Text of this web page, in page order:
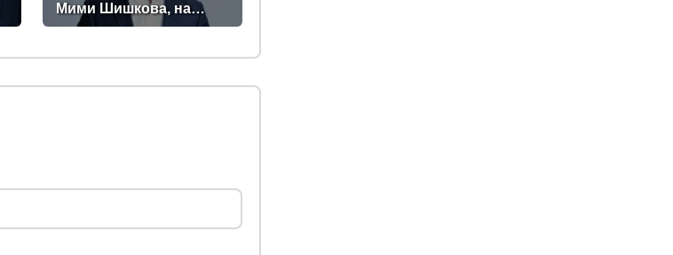
Мими Шишкова, на
Чефо, на Мария
Комарницки